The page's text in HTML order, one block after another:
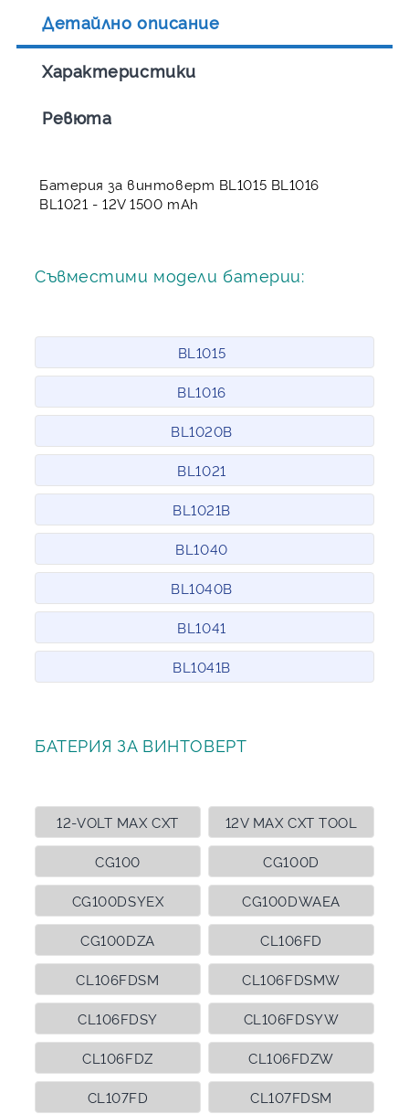
Детайлно описание
Характеристики
Ревюта
Батерия за винтоверт BL1015 BL1016
BL1021 - 12V 1500 mAh
Съвместими модели батерии:
BL1015
BL1016
BL1020B
BL1021
BL1021B
BL1040
BL1040B
BL1041
BL1041B
БАТЕРИЯ ЗА ВИНТОВЕРТ
12-VOLT MAX CXT 12V MAX CXT TOOL
CG100 CG100D
CG100DSYEX CG100DWAEA
CG100DZA CL106FD
CL106FDSM CL106FDSMW
CL106FDSY CL106FDSYW
CL106FDZ CL106FDZW
CL107FD CL107FDSM